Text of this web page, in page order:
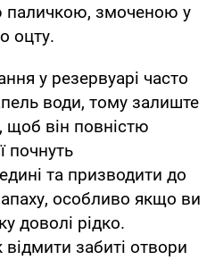
паличкою, змоченою у
оцту.
у резервуарі часто
води, тому залиште
щоб він повністю
почнуть
та призводити до
особливо якщо ви
доволі рідко.
забиті отвори